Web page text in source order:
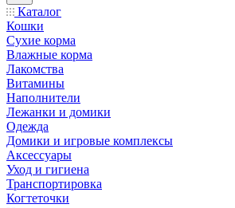
Каталог
Кошки
Сухие корма
Влажные корма
Лакомства
Витамины
Наполнители
Лежанки и домики
Одежда
Домики и игровые комплексы
Аксессуары
Уход и гигиена
Транспортировка
Когтеточки